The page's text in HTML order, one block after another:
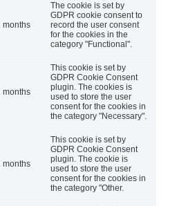
months
The cookie is set by
GDPR cookie consent to
record the user consent
for the cookies in the
category "Functional".
months
This cookie is set by
GDPR Cookie Consent
plugin. The cookies is
used to store the user
consent for the cookies in
the category "Necessary".
months
This cookie is set by
GDPR Cookie Consent
plugin. The cookie is
used to store the user
consent for the cookies in
the category "Other.